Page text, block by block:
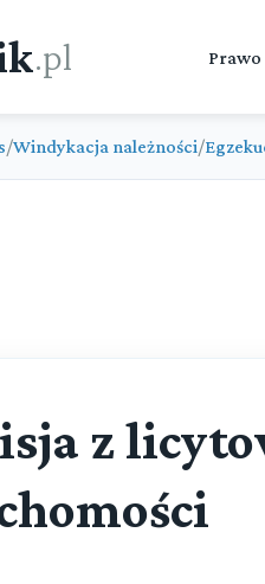
.pl Prawo
/Windykacja należności/
z